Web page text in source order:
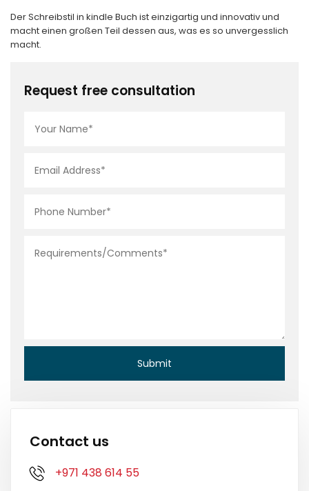
Der Schreibstil in kindle Buch ist einzigartig und innovativ und
macht einen großen Teil dessen aus, was es so unvergesslich
macht.
Request free consultation
Contact us
+971 438 614 55